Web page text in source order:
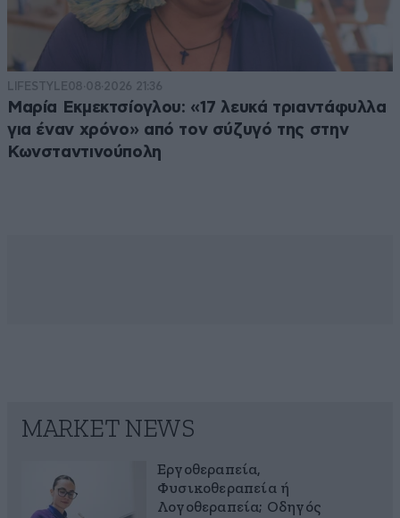
LIFESTYLE08·08·2026 21:36
Μαρία Εκμεκτσίογλου: «17 λευκά τριαντάφυλλα
για έναν χρόνο» από τον σύζυγό της στην
Κωνσταντινούπολη
MARKET NEWS
Εργοθεραπεία,
Φυσικοθεραπεία ή
Λογοθεραπεία; Οδηγός